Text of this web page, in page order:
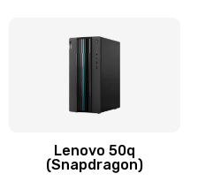
Lenovo 50q
(Snapdragon)